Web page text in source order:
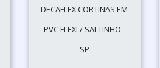
DECAFLEX CORTINAS EM
PVC FLEXI / SALTINHO -
SP